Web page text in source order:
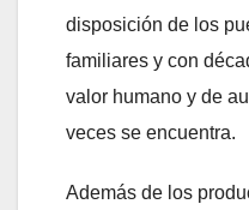
disposición de los
familiares y con
valor humano y de
veces se encuentra.
Además de los